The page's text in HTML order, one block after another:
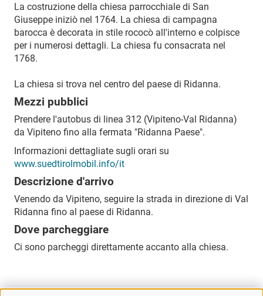
La costruzione della chiesa parrocchiale di San
Giuseppe iniziò nel 1764. La chiesa di campagna
barocca è decorata in stile rococò all'interno e colpisce
per i numerosi dettagli. La chiesa fu consacrata nel
1768.
La chiesa si trova nel centro del paese di Ridanna.
Mezzi pubblici
Prendere l'autobus di linea 312 (Vipiteno-Val Ridanna)
da Vipiteno fino alla fermata "Ridanna Paese".
Informazioni dettagliate sugli orari su
www.suedtirolmobil.info/it
Descrizione d'arrivo
Venendo da Vipiteno, seguire la strada in direzione di Val
Ridanna fino al paese di Ridanna.
Dove parcheggiare
Ci sono parcheggi direttamente accanto alla chiesa.